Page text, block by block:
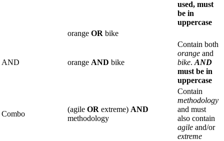
used, must
be in
uppercase
orange OR bike
AND orange AND bike
Contain both
orange and
bike. AND
must be in
uppercase
Combo
(agile OR extreme) AND
methodology
Contain
methodology
and must
also contain
agile and/or
extreme